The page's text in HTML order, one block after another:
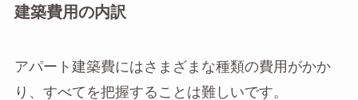
建築費用の内訳
アパート建築費にはさまざまな種類の費用がかか
り、すべてを把握することは難しいです。